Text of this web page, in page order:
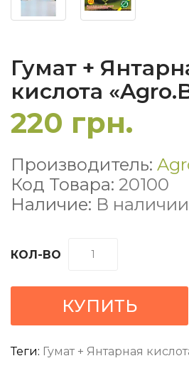
Гумат +
кислота
220 грн.
Производитель:
Код Товара: 20100
Наличие: В наличии
КОЛ-ВО
КУПИТЬ
Теги: Гумат + Янтарная